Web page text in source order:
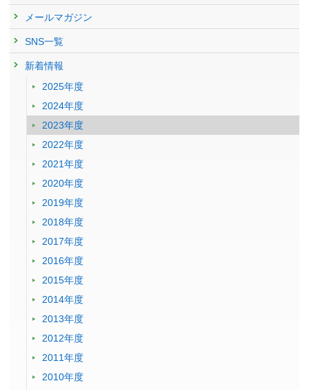
メールマガジン
SNS一覧
新着情報
2025年度
2024年度
2023年度
2022年度
2021年度
2020年度
2019年度
2018年度
2017年度
2016年度
2015年度
2014年度
2013年度
2012年度
2011年度
2010年度